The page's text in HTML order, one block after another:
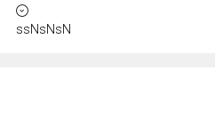
ssNsNsN